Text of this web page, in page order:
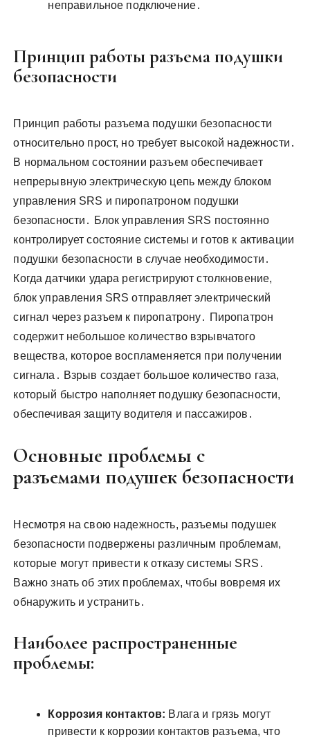
неправильное подключение․
Принцип работы разъема подушки
безопасности
Принцип работы разъема подушки безопасности
относительно прост, но требует высокой надежности․
В нормальном состоянии разъем обеспечивает
непрерывную электрическую цепь между блоком
управления SRS и пиропатроном подушки
безопасности․ Блок управления SRS постоянно
контролирует состояние системы и готов к активации
подушки безопасности в случае необходимости․
Когда датчики удара регистрируют столкновение,
блок управления SRS отправляет электрический
сигнал через разъем к пиропатрону․ Пиропатрон
содержит небольшое количество взрывчатого
вещества, которое воспламеняется при получении
сигнала․ Взрыв создает большое количество газа,
который быстро наполняет подушку безопасности,
обеспечивая защиту водителя и пассажиров․
Основные проблемы с
разъемами подушек безопасности
Несмотря на свою надежность, разъемы подушек
безопасности подвержены различным проблемам,
которые могут привести к отказу системы SRS․
Важно знать об этих проблемах, чтобы вовремя их
обнаружить и устранить․
Наиболее распространенные
проблемы:
Коррозия контактов: Влага и грязь могут
привести к коррозии контактов разъема, что